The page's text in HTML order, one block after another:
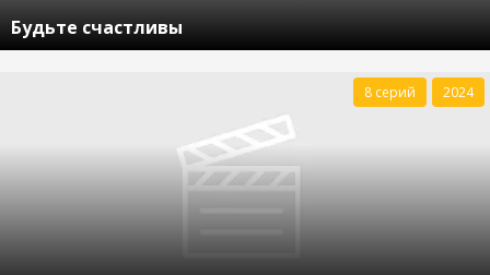
Будьте счастливы
8 серий 2024